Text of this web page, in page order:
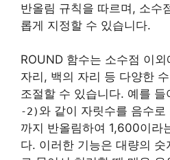
반올림 규칙을 따르며, 소수
롭게 지정할 수 있습니다.
ROUND 함수는 소수점 이
자리, 백의 자리 등 다양한
조절할 수 있습니다. 예를 들
-2) 와 같이 자릿수를 음수
까지 반올림하여 1,600이라
다. 이러한 기능은 대량의 숫